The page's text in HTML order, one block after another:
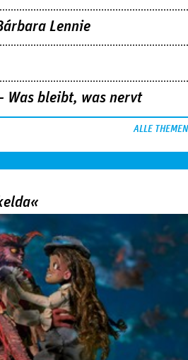
Lennie
Was bleibt, was nervt
ALLE THEMEN